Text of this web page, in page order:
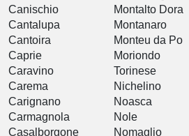
Canischio
Cantalupa
Cantoira
Caprie
Caravino
Carema
Carignano
Carmagnola
Casalborgone
Montalto Dora
Montanaro
Monteu da Po
Moriondo
Torinese
Nichelino
Noasca
Nole
Nomaglio